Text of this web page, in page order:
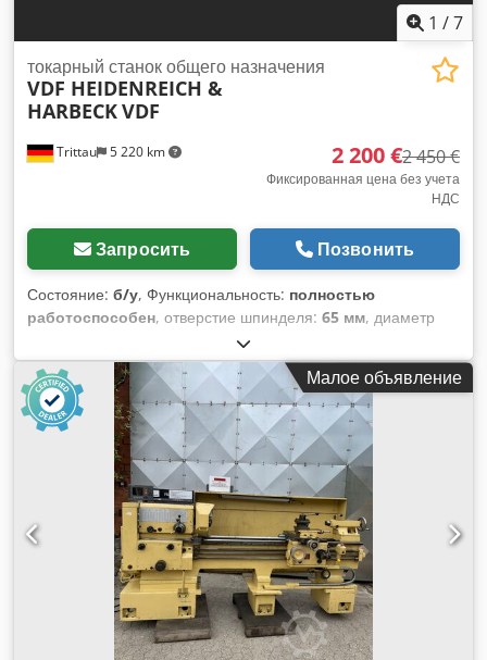
1 /7
Trittau 5 220 km
токарный станок общего назначения
VDF HEIDENREICH &
HARBECKVDF
2 200 €2 450 €
Фиксированная цена без учета
НДС
Запросить Позвонить
Состояние: б/у, Функциональность: полностью
работоспособен, отверстие шпинделя: 65 мм, диаметр
обработки над суппортом станины:
токарный станок с ходовым винтом Производство:
Heidenreich & Harbeck, модель VDF Chodpfxey A H Ake
Ahuoa Технические характеристики Марка: Heidenreich &
Harbeck Модель: VDF Год выпуска: неизвестен Управление:
классическое Расстояние между центрами: 1500 мм
Диаметр точения над станиной: 520 мм Проходное
отверстие шпинделя: 65 мм Габариты: Д 3,60 x Ш 1,20 x В
1,50 м Вес станка: примерно 4 т Оснащение - 2-осевая
цифровая индикация - Линейка 1 500 мм отсутствует Все
данные приведены без гарантии. Демонстрация под
напряжением возможна в любое время в нашем
выставочном зале.
Малое объявление